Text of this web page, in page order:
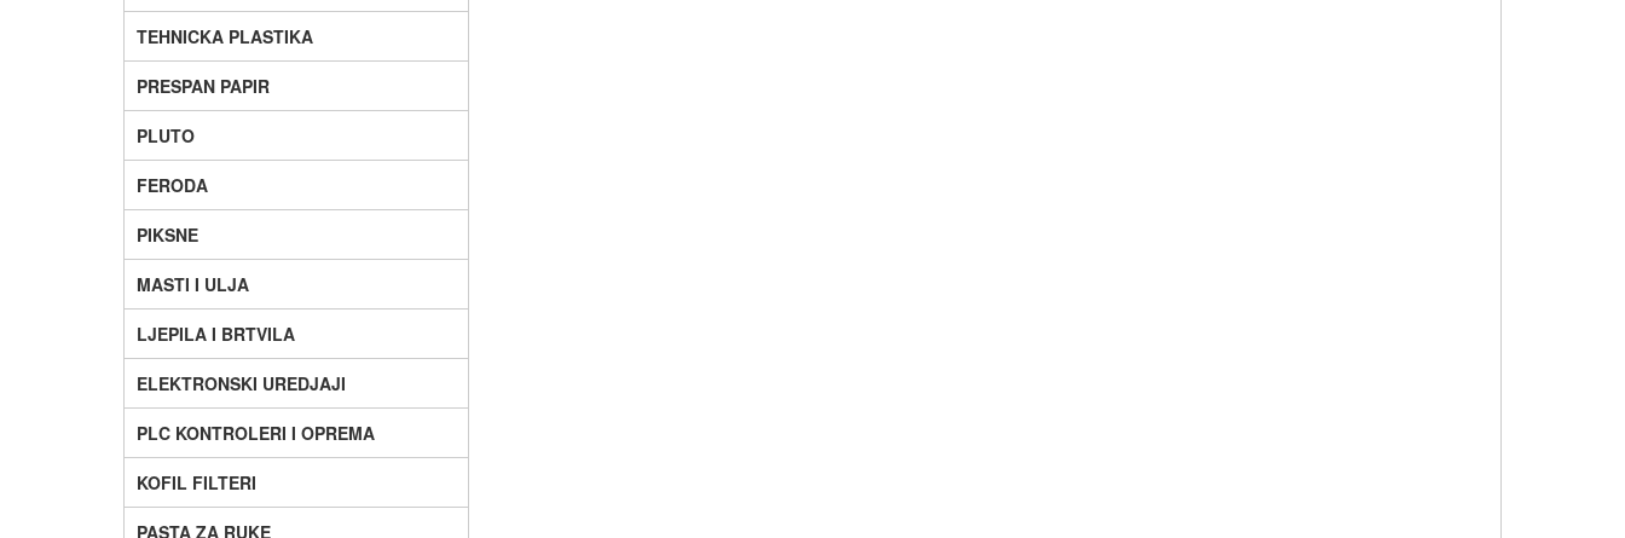
TEHNICKA PLASTIKA
PRESPAN PAPIR
PLUTO
FERODA
PIKSNE
MASTI I ULJA
LJEPILA I BRTVILA
ELEKTRONSKI UREDJAJI
PLC KONTROLERI I OPREMA
KOFIL FILTERI
PASTA ZA RUKE